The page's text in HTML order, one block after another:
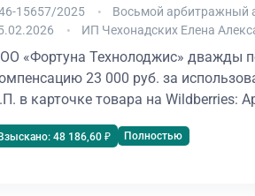
15657/2025
Восьмой арбитражный
ИП Чехонадских Елена
«Фортуна Технолоджис» дважды
23 000 руб. за
в карточке товара на Wildberries:
48 186,60 ₽ Полностью